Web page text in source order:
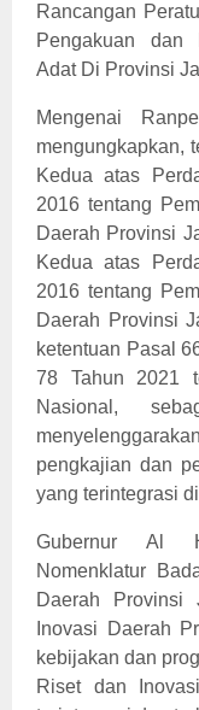
Rancangan
Pengakuan dan
Adat Di Provinsi
Mengenai
mengungkapkan,
Kedua atas
2016 tentang
Daerah Provinsi
Kedua atas
2016 tentang
Daerah Provinsi
ketentuan Pasal
78 Tahun 2021
Nasional,
pengkajian dan
yang terintegrasi
Gubernur Al
Nomenklatur
Daerah Provinsi
Inovasi Daerah
kebijakan dan
Riset dan